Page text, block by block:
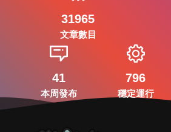
31965
文章數目
41
本周發布
796
穩定運行